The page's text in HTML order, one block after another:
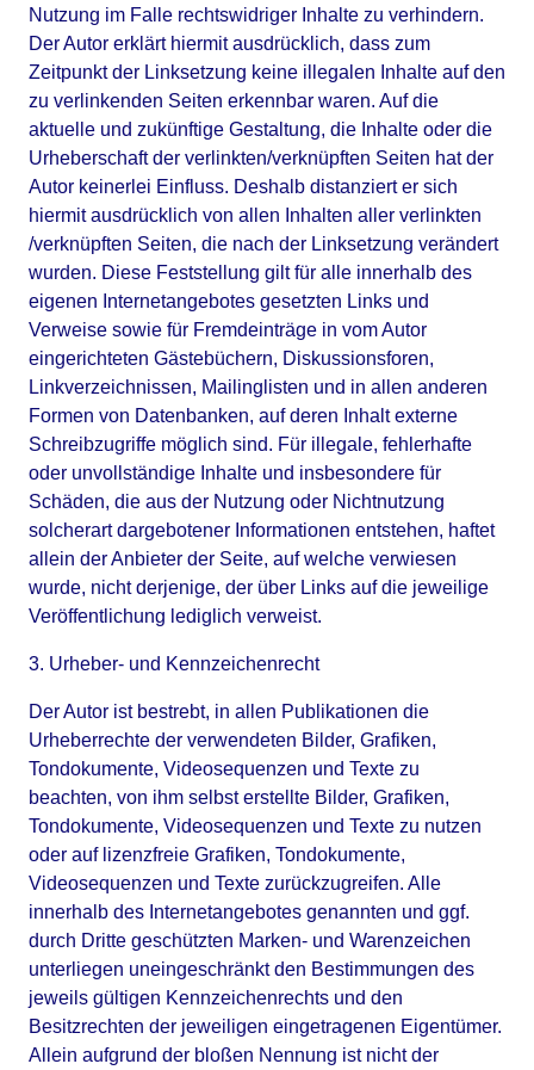
Nutzung im Falle rechtswidriger Inhalte zu verhindern.
Der Autor erklärt hiermit ausdrücklich, dass zum
Zeitpunkt der Linksetzung keine illegalen Inhalte auf den
zu verlinkenden Seiten erkennbar waren. Auf die
aktuelle und zukünftige Gestaltung, die Inhalte oder die
Urheberschaft der verlinkten/verknüpften Seiten hat der
Autor keinerlei Einfluss. Deshalb distanziert er sich
hiermit ausdrücklich von allen Inhalten aller verlinkten
/verknüpften Seiten, die nach der Linksetzung verändert
wurden. Diese Feststellung gilt für alle innerhalb des
eigenen Internetangebotes gesetzten Links und
Verweise sowie für Fremdeinträge in vom Autor
eingerichteten Gästebüchern, Diskussionsforen,
Linkverzeichnissen, Mailinglisten und in allen anderen
Formen von Datenbanken, auf deren Inhalt externe
Schreibzugriffe möglich sind. Für illegale, fehlerhafte
oder unvollständige Inhalte und insbesondere für
Schäden, die aus der Nutzung oder Nichtnutzung
solcherart dargebotener Informationen entstehen, haftet
allein der Anbieter der Seite, auf welche verwiesen
wurde, nicht derjenige, der über Links auf die jeweilige
Veröffentlichung lediglich verweist.
3. Urheber- und Kennzeichenrecht
Der Autor ist bestrebt, in allen Publikationen die
Urheberrechte der verwendeten Bilder, Grafiken,
Tondokumente, Videosequenzen und Texte zu
beachten, von ihm selbst erstellte Bilder, Grafiken,
Tondokumente, Videosequenzen und Texte zu nutzen
oder auf lizenzfreie Grafiken, Tondokumente,
Videosequenzen und Texte zurückzugreifen. Alle
innerhalb des Internetangebotes genannten und ggf.
durch Dritte geschützten Marken- und Warenzeichen
unterliegen uneingeschränkt den Bestimmungen des
jeweils gültigen Kennzeichenrechts und den
Besitzrechten der jeweiligen eingetragenen Eigentümer.
Allein aufgrund der bloßen Nennung ist nicht der